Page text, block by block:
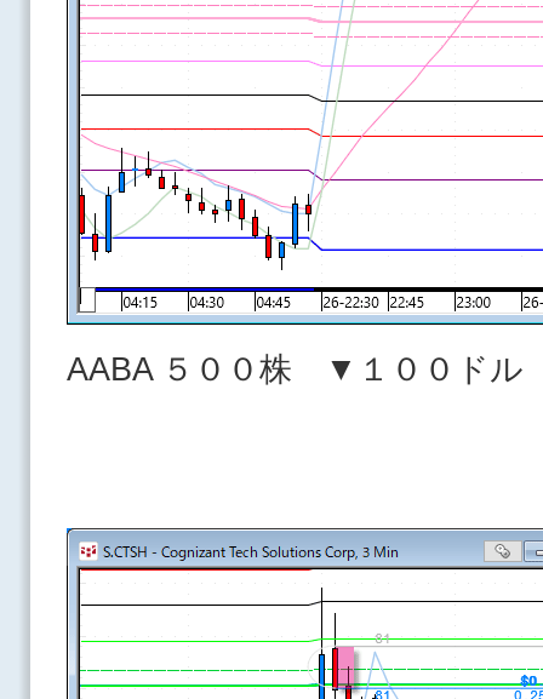
AABA ５００株 ▼１００ドル